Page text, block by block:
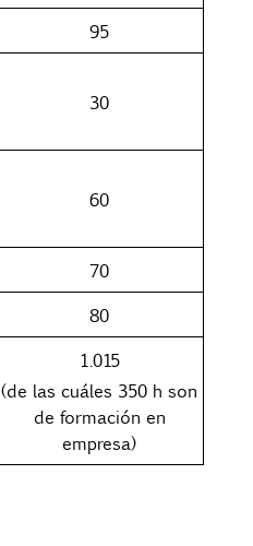
95
30
60
70
80
1.015
(de las cuáles 350 h son
de formación en
empresa)